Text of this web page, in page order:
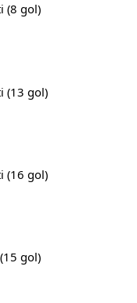
(8 gol)
(13 gol)
(16 gol)
gol)